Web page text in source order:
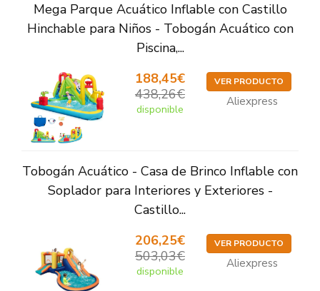
Mega Parque Acuático Inflable con Castillo
Hinchable para Niños - Tobogán Acuático con
Piscina,...
188,45€
438,26€
disponible
VER PRODUCTO
Aliexpress
Tobogán Acuático - Casa de Brinco Inflable con
Soplador para Interiores y Exteriores -
Castillo...
206,25€
503,03€
disponible
VER PRODUCTO
Aliexpress